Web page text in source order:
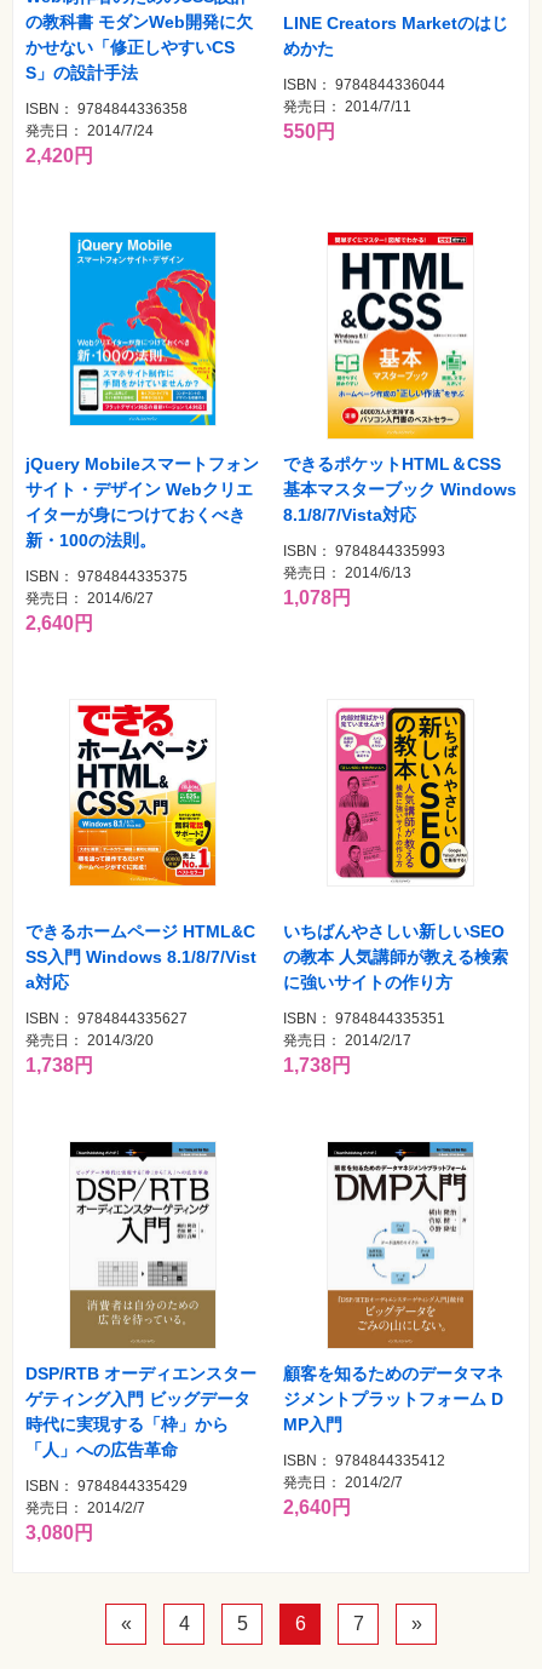
の教科書 モダンWeb開発に欠
かせない「修正しやすいCS
S」の設計手法
ISBN： 9784844336358
発売日： 2014/7/24
2,420円
LINE Creators Marketのはじ
めかた
ISBN： 9784844336044
発売日： 2014/7/11
550円
jQuery Mobileスマートフォン
サイト・デザイン Webクリエ
イターが身につけておくべき
新・100の法則。
ISBN： 9784844335375
発売日： 2014/6/27
2,640円
できるポケットHTML＆CSS
基本マスターブック Windows
8.1/8/7/Vista対応
ISBN： 9784844335993
発売日： 2014/6/13
1,078円
できるホームページ HTML&C
SS入門 Windows 8.1/8/7/Vist
a対応
ISBN： 9784844335627
発売日： 2014/3/20
1,738円
いちばんやさしい新しいSEO
の教本 人気講師が教える検索
に強いサイトの作り方
ISBN： 9784844335351
発売日： 2014/2/17
1,738円
DSP/RTB オーディエンスター
ゲティング入門 ビッグデータ
時代に実現する「枠」から
「人」への広告革命
ISBN： 9784844335429
発売日： 2014/2/7
3,080円
顧客を知るためのデータマネ
ジメントプラットフォーム D
MP入門
ISBN： 9784844335412
発売日： 2014/2/7
2,640円
« 4 5 6 7 »